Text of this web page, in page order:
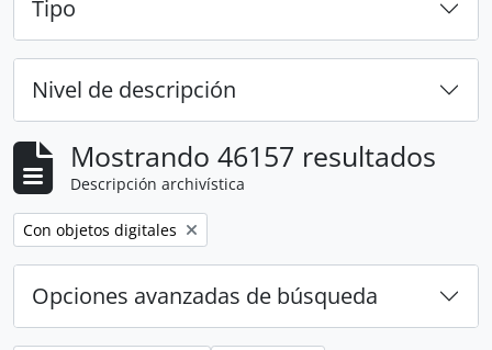
Tipo
Nivel de descripción
Mostrando 46157 resultados
Descripción archivística
Remove filter:
Con objetos digitales
Opciones avanzadas de búsqueda